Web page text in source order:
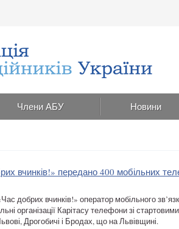
Члени АБУ Новини
вчинків!» передано 400 мобільних
добрих вчинків!» оператор мобільного
організації Карітасу телефони зі
Дрогобичі і Бродах, що на Львівщині.